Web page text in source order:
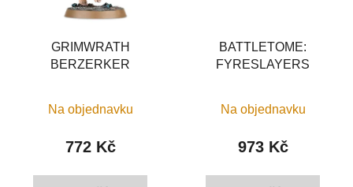
GRIMWRATH
BERZERKER
Na objednavku
772 Kč
BATTLETOME:
FYRESLAYERS
Na objednavku
973 Kč